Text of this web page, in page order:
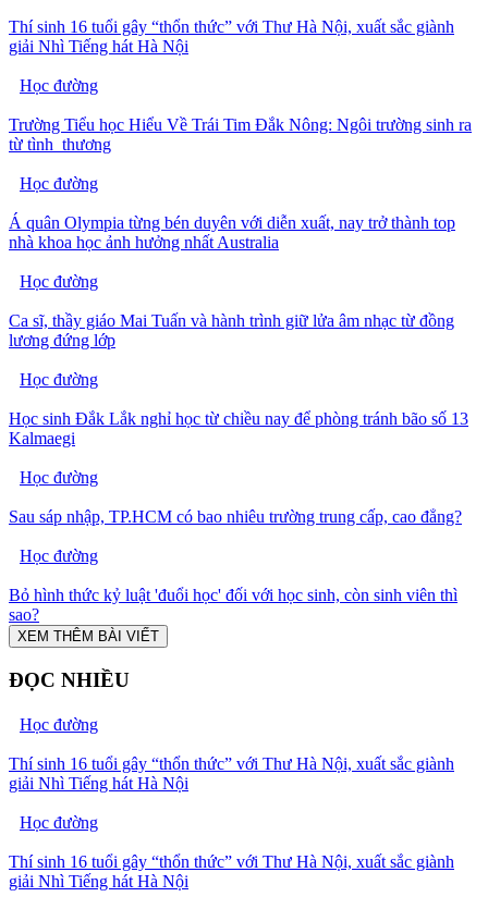
Thí sinh 16 tuổi gây “thổn thức” với Thư Hà Nội, xuất sắc giành
giải Nhì Tiếng hát Hà Nội
Học đường
Trường Tiểu học Hiểu Về Trái Tim Đắk Nông: Ngôi trường sinh ra
từ tình thương
Học đường
Á quân Olympia từng bén duyên với diễn xuất, nay trở thành top
nhà khoa học ảnh hưởng nhất Australia
Học đường
Ca sĩ, thầy giáo Mai Tuấn và hành trình giữ lửa âm nhạc từ đồng
lương đứng lớp
Học đường
Học sinh Đắk Lắk nghỉ học từ chiều nay để phòng tránh bão số 13
Kalmaegi
Học đường
Sau sáp nhập, TP.HCM có bao nhiêu trường trung cấp, cao đẳng?
Học đường
Bỏ hình thức kỷ luật 'đuổi học' đối với học sinh, còn sinh viên thì
sao?
XEM THÊM BÀI VIẾT
ĐỌC NHIỀU
Học đường
Thí sinh 16 tuổi gây “thổn thức” với Thư Hà Nội, xuất sắc giành
giải Nhì Tiếng hát Hà Nội
Học đường
Thí sinh 16 tuổi gây “thổn thức” với Thư Hà Nội, xuất sắc giành
giải Nhì Tiếng hát Hà Nội